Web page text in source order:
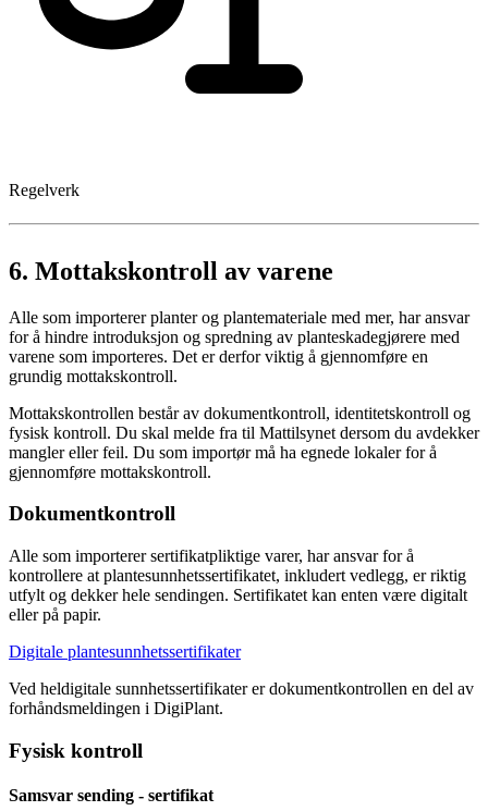
Regelverk
6. Mottakskontroll av varene
Alle som importerer planter og plantemateriale med mer, har ansvar
for å hindre introduksjon og spredning av planteskadegjørere med
varene som importeres. Det er derfor viktig å gjennomføre en
grundig mottakskontroll.
Mottakskontrollen består av dokumentkontroll, identitetskontroll og
fysisk kontroll. Du skal melde fra til Mattilsynet dersom du avdekker
mangler eller feil. Du som importør må ha egnede lokaler for å
gjennomføre mottakskontroll.
Dokumentkontroll
Alle som importerer sertifikatpliktige varer, har ansvar for å
kontrollere at plantesunnhetssertifikatet, inkludert vedlegg, er riktig
utfylt og dekker hele sendingen. Sertifikatet kan enten være digitalt
eller på papir.
Digitale plantesunnhetssertifikater
Ved heldigitale sunnhetssertifikater er dokumentkontrollen en del av
forhåndsmeldingen i DigiPlant.
Fysisk kontroll
Samsvar sending - sertifikat